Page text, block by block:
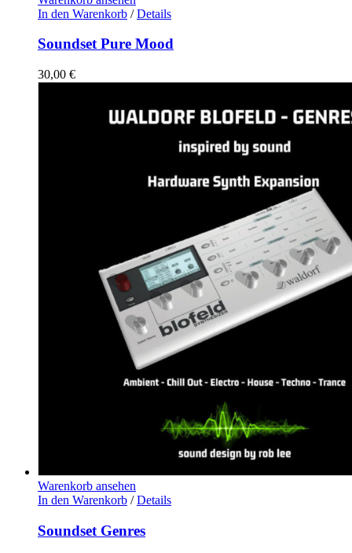
In den Warenkorb / Details
Soundset Pure Mood
30,00 €
Warenkorb ansehen
In den Warenkorb / Details
Soundset Genres